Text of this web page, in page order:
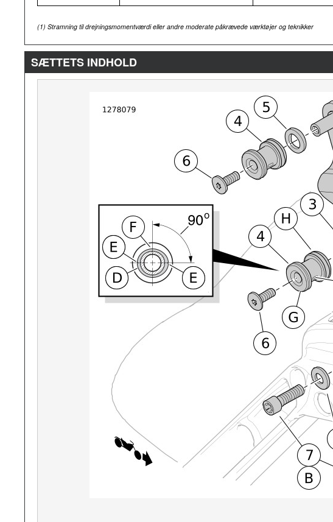
(1) Stramning til drejningsmomentværdi eller andre moderate påkrævede værktøjer og teknikker
SÆTTETS INDHOLD